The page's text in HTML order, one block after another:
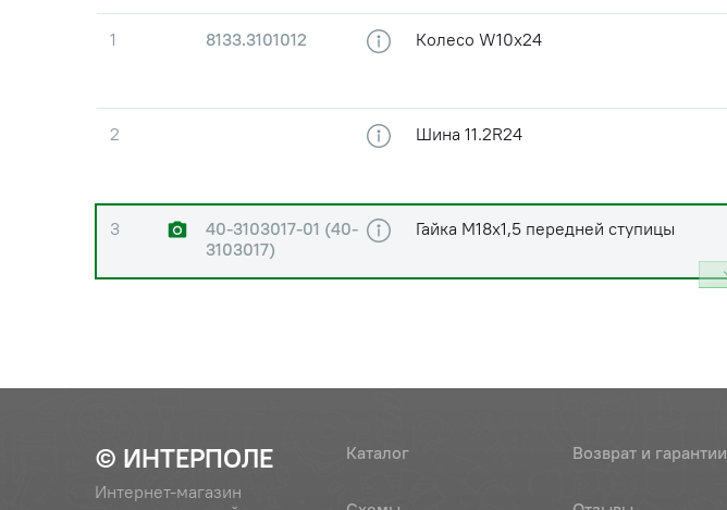
1 8133.3101012 Колесо W10х24
2 Шина 11.2R24
3
40-3103017-01 (40-
3103017)
Гайка М18х1,5 передней ступицы
© ИНТЕРПОЛЕ
Интернет-магазин
Каталог Возврат и гарантии